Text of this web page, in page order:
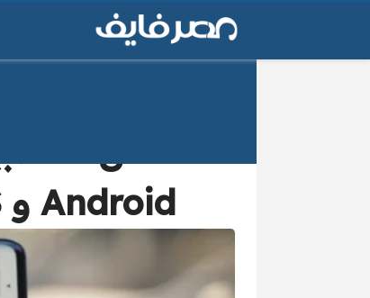
Android و iOS .. مناسبة جدًا لـ كابتن اوبر أو إن درايف